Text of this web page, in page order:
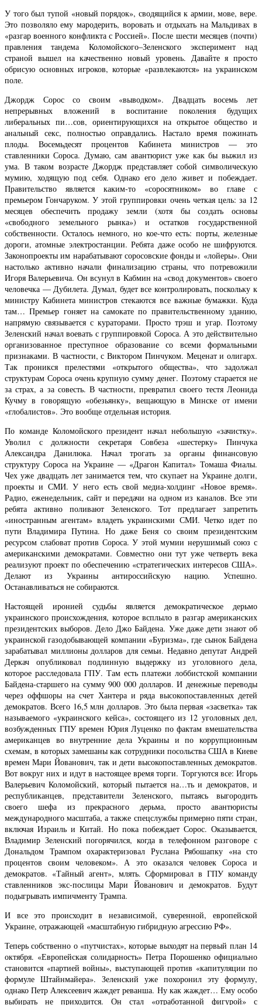
У того был тупой «новый порядок», сводящийся к армии, мове, вере.
Это позволяло ему мародерить, воровать и отдыхать на Мальдивах в
«разгар военного конфликта с Россией». После шести месяцев (почти)
правления тандема Коломойского–Зеленского эксперимент над
страной вышел на качественно новый уровень. Давайте я просто
обрисую основных игроков, которые «развлекаются» на украинском
поле.
Джордж Сорос со своим «выводком». Двадцать восемь лет
непрерывных вложений в воспитание поколения будущих
либеральных пи…сов, ориентирующихся на открытое общество и
анальный секс, полностью оправдались. Настало время пожинать
плоды. Восемьдесят процентов Кабинета министров — это
ставленники Сороса. Думаю, сам авантюрист уже как бы выжил из
ума. В таком возрасте Джордж представляет собой символическую
мумию, ходящую под себя. Однако его дело живет и побеждает.
Правительство является каким-то «соросятником» во главе с
премьером Гончаруком. У этой группировки очень четкая цель: за 12
месяцев обеспечить продажу земли (хотя бы создать основы
«свободного земельного рынка») и остатков государственной
собственности. Осталось немного, но кое-что есть: порты, железные
дороги, атомные электростанции. Ребята даже особо не шифруются.
Законопроекты им нарабатывают соросовские фонды и «лойеры». Они
настолько активно начали финализацию страны, что потревожили
Игоря Валерьевича. Он всунул в Кабмин на «свод документов» своего
человечка — Дубилета. Думал, будет все контролировать, поскольку к
министру Кабинета министров стекаются все важные бумажки. Куда
там… Премьер гоняет на самокате по правительственному зданию,
напрямую связывается с кураторами. Просто трэш и угар. Поэтому
Зеленский начал воевать с группировкой Сороса. А это действительно
организованное преступное образование со всеми формальными
признаками. В частности, с Виктором Пинчуком. Меценат и олигарх.
Так проникся прелестями «открытого общества», что задолжал
структурам Сороса очень крупную сумму денег. Поэтому старается не
за страх, а за совесть. В частности, превратил своего тестя Леонида
Кучму в говорящую «обезьянку», вещающую в Минске от имени
«глобалистов». Это вообще отдельная история.
По команде Коломойского президент начал небольшую «зачистку».
Уволил с должности секретаря Совбеза «шестерку» Пинчука
Александра Данилюка. Начал трогать за органы финансовую
структуру Сороса на Украине — «Драгон Капитал» Томаша Фиалы.
Чех уже двадцать лет занимается тем, что скупает на Украине долги,
проекты и СМИ. У него есть свой медиа-холдинг «Новое время».
Радио, еженедельник, сайт и передачи на одном из каналов. Все эти
ребята активно поливают Зеленского. Тот предлагает запретить
«иностранным агентам» владеть украинскими СМИ. Четко идет по
пути Владимира Путина. Но даже Беня со своим президентским
ресурсом слабоват против Сороса. У этой мумии нерушимый союз с
американскими демократами. Совместно они тут уже четверть века
реализуют проект по обеспечению «стратегических интересов США».
Делают из Украины антироссийскую нацию. Успешно.
Останавливаться не собираются.
Настоящей иронией судьбы является демократическое дерьмо
украинского происхождения, которое всплыло в разгар американских
президентских выборов. Дело Джо Байдена. Уже даже дети знают об
украинской газодобывающей компании «Буризма», где сынок Байдена
зарабатывал миллионы долларов для семьи. Недавно депутат Андрей
Деркач опубликовал подлинную выдержку из уголовного дела,
которое расследовала ГПУ. Там есть платежи лоббистской компании
Байдена-старшего на сумму 900 000 долларов. И денежные переводы
через оффшоры на счет Хантера и ряда высокопоставленных детей
демократов. Всего 16,5 млн долларов. Это была первая «засветка» так
называемого «украинского кейса», состоящего из 12 уголовных дел,
возбужденных ГПУ времен Юрия Луценко по фактам вмешательства
американцев во внутренние дела Украины и по коррупционным
схемам, в которых замешаны как сотрудники посольства США в Киеве
времен Мари Йованович, так и дети высокопоставленных демократов.
Вот вокруг них и идут в настоящее время торги. Торгуются все: Игорь
Валерьевич Коломойский, который пытается на…ть и демократов, и
республиканцев, представители Зеленского, пытаясь выгородить
своего шефа из прекрасного дерьма, просто авантюристы
международного масштаба, а также спецслужбы примерно пяти стран,
включая Израиль и Китай. Но пока побеждает Сорос. Оказывается,
Владимир Зеленский погорячился, когда в телефонном разговоре с
Дональдом Трампом охарактеризовал Руслана Рябошапку «на сто
процентов своим человеком». А это оказался человек Сороса и
демократов. «Тайный агент», млять. Сформировал в ГПУ команду
ставленников экс-послицы Мари Йованович и демократов. Будут
подыгрывать импичменту Трампа.
И все это происходит в независимой, суверенной, европейской
Украине, отражающей «масштабную гибридную агрессию РФ».
Теперь собственно о «путчистах», которые выходят на первый план 14
октября. «Европейская солидарность» Петра Порошенко официально
становится «партией войны», выступающей против «капитуляции по
формуле Штайнмайера». Зеленский уже похоронил эту формулу,
однако Петр Алексеевич жаждет реванша. Ну как жаждет… Ему особо
выбирать не приходится. Он стал «отработанной фигурой» с